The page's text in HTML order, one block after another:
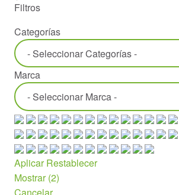
Filtros
Categorías
Marca
Aplicar Restablecer
Mostrar(2)
Cancelar